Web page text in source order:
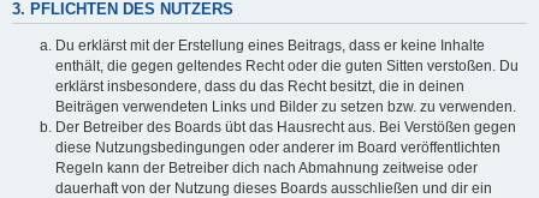
3. PFLICHTEN DES NUTZERS
Du erklärst mit der Erstellung eines Beitrags, dass er keine Inhalte
enthält, die gegen geltendes Recht oder die guten Sitten verstoßen. Du
erklärst insbesondere, dass du das Recht besitzt, die in deinen
Beiträgen verwendeten Links und Bilder zu setzen bzw. zu verwenden.
Der Betreiber des Boards übt das Hausrecht aus. Bei Verstößen gegen
diese Nutzungsbedingungen oder anderer im Board veröffentlichten
Regeln kann der Betreiber dich nach Abmahnung zeitweise oder
dauerhaft von der Nutzung dieses Boards ausschließen und dir ein